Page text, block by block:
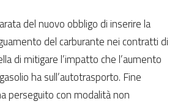
del nuovo obbligo di inserire la
del carburante nei contratti di
di mitigare l’impatto che l’aumento
ha sull’autotrasporto. Fine
perseguito con modalità non